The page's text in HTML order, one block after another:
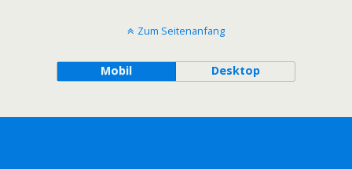
Zum Seitenanfang
Mobil Desktop